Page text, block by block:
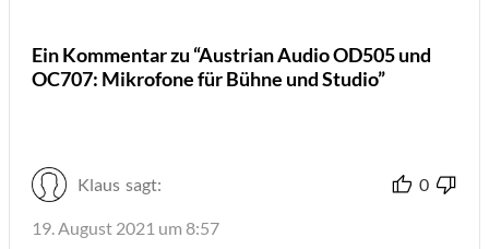
Ein Kommentar zu “Austrian Audio OD505 und
OC707: Mikrofone für Bühne und Studio”
Klaus sagt: 0
19. August 2021 um 8:57